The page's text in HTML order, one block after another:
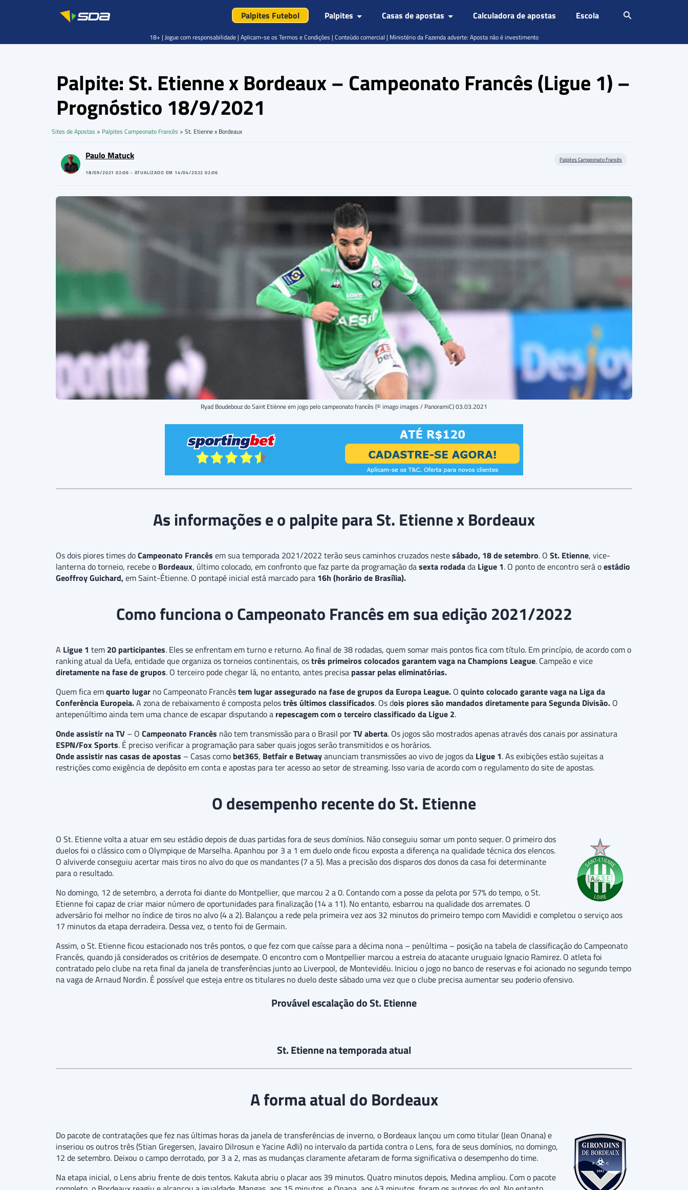
Palpites Futebol Palpites Casas de apostas Calculadora de apostas Escola
Palpite: St. Etienne x Bordeaux – Campeonato Francês (Ligue 1) –
Prognóstico 18/9/2021
Sites de Apostas > Palpites Campeonato Francês > St. Etienne x Bordeaux
Paulo Matuck
18/09/2021 02:06 - ATUALIZADO EM 14/04/2022 02:06
Palpites Campeonato Francês
Ryad Boudebouz do Saint Etiènne em jogo pelo campeonato francês (© imago images / PanoramiC) 03.03.2021
As informações e o palpite para St. Etienne x Bordeaux
Os dois piores times doCampeonato Francês em sua temporada 2021/2022 terão seus caminhos cruzados nestesábado, 18 de setembro. O St. Etienne, vice-
lanterna do torneio, recebe o Bordeaux, último colocado, em confronto que faz parte da programação dasexta rodadada Ligue 1. O ponto de encontro será oestádio
Geoffroy Guichard,em Saint-Étienne. O pontapé inicial está marcado para 16h (horário de Brasília).
Como funciona o Campeonato Francês em sua edição 2021/2022
A Ligue 1 tem 20 participantes. Eles se enfrentam em turno e returno. Ao final de 38 rodadas, quem somar mais pontos fica com título. Em princípio, de acordo com o
ranking atual da Uefa, entidade que organiza os torneios continentais, ostrês primeiros colocados garantem vaga na Champions League. Campeão e vice
diretamente na fase de grupos. O terceiro pode chegar lá, no entanto, antes precisa passar pelas eliminatórias.
Quem fica emquarto lugar no Campeonato Francêstem lugar assegurado na fase de grupos da Europa League. O quinto colocado garante vaga na Liga da
Conferência Europeia.A zona de rebaixamento é composta pelostrês últimos classificados. Os dois piores são mandados diretamente para Segunda Divisão. O
antepenúltimo ainda tem uma chance de escapar disputando a repescagem com o terceiro classificado da Ligue 2.
Onde assistir na TV – O Campeonato Francês não tem transmissão para o Brasil porTV aberta. Os jogos são mostrados apenas através dos canais por assinatura
ESPN/Fox Sports. É preciso verificar a programação para saber quais jogos serão transmitidos e os horários.
Onde assistir nas casas de apostas – Casas como bet365, Betfair e Betwayanunciam transmissões ao vivo de jogos da Ligue 1. As exibições estão sujeitas a
restrições como exigência de depósito em conta e apostas para ter acesso ao setor de streaming. Isso varia de acordo com o regulamento do site de apostas.
O desempenho recente do St. Etienne
O St. Etienne volta a atuar em seu estádio depois de duas partidas fora de seus domínios. Não conseguiu somar um ponto sequer. O primeiro dos
duelos foi o clássico com o Olympique de Marselha. Apanhou por 3 a 1 em duelo onde ficou exposta a diferença na qualidade técnica dos elencos.
O alviverde conseguiu acertar mais tiros no alvo do que os mandantes (7 a 5). Mas a precisão dos disparos dos donos da casa foi determinante
para o resultado.
No domingo, 12 de setembro, a derrota foi diante do Montpellier, que marcou 2 a 0. Contando com a posse da pelota por 57% do tempo, o St.
Etienne foi capaz de criar maior número de oportunidades para finalização (14 a 11). No entanto, esbarrou na qualidade dos arremates. O
adversário foi melhor no índice de tiros no alvo (4 a 2). Balançou a rede pela primeira vez aos 32 minutos do primeiro tempo com Mavididi e completou o serviço aos
17 minutos da etapa derradeira. Dessa vez, o tento foi de Germain.
Assim, o St. Etienne ficou estacionado nos três pontos, o que fez com que caísse para a décima nona – penúltima – posição na tabela de classificação do Campeonato
Francês, quando já considerados os critérios de desempate. O encontro com o Montpellier marcou a estreia do atacante uruguaio Ignacio Ramirez. O atleta foi
contratado pelo clube na reta final da janela de transferências junto ao Liverpool, de Montevidéu. Iniciou o jogo no banco de reservas e foi acionado no segundo tempo
na vaga de Arnaud Nordin. É possível que esteja entre os titulares no duelo deste sábado uma vez que o clube precisa aumentar seu poderio ofensivo.
Provável escalação do St. Etienne
St. Etienne na temporada atual
A forma atual do Bordeaux
Do pacote de contratações que fez nas últimas horas da janela de transferências de inverno, o Bordeaux lançou um como titular (Jean Onana) e
inseriou os outros três (Stian Gregersen, Javairo Dilrosun e Yacine Adli) no intervalo da partida contra o Lens, fora de seus domínios, no domingo,
12 de setembro. Deixou o campo derrotado, por 3 a 2, mas as mudanças claramente afetaram de forma significativa o desempenho do time.
Na etapa inicial, o Lens abriu frente de dois tentos. Kakuta abriu o placar aos 39 minutos. Quatro minutos depois, Medina ampliou. Com o pacote
18+ | Jogue com responsabilidade | Aplicam-se os Termos e Condições | Conteúdo comercial | Ministério da Fazenda adverte: Aposta não é investimento